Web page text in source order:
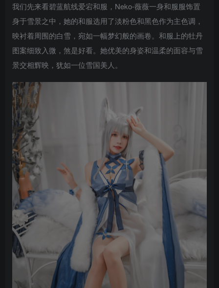
我们先来看碧蓝航线爱宕和服，Neko-薇薇一身和服服饰置
身于雪景之中，她的和服选用了淡粉色和黑色作为主色调，
映衬着周围的白雪，宛如一幅梦幻般的画卷。和服上的牡丹
图案细致入微，煞是好看。她优美的身姿和温柔的面容与雪
景交相辉映，犹如一位雪国美人。